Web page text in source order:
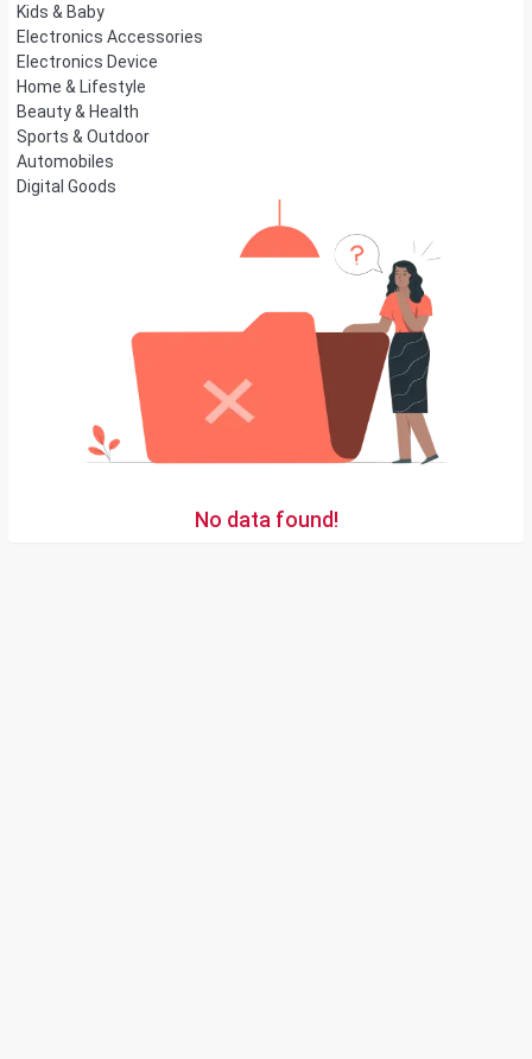
Kids & Baby
Electronics Accessories
Electronics Device
Home & Lifestyle
Beauty & Health
Sports & Outdoor
Automobiles
Digital Goods
No data found!